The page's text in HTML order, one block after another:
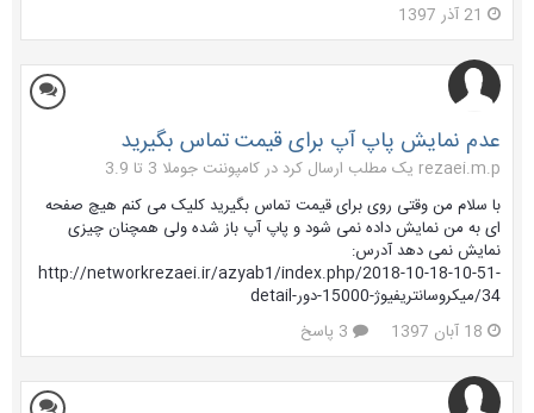
21 آذر 1397
عدم نمایش پاپ آپ برای قیمت تماس بگیرید
rezaei.m.p یک مطلب ارسال کرد در
کامپوننت جوملا 3 تا 3.9
با سلام من وقتی روی برای قیمت تماس بگیرید کلیک می کنم هیچ صفحه
ای به من نمایش داده نمی شود و پاپ آپ باز شده ولی همچنان چیزی
نمایش نمی دهد آدرس:
http://networkrezaei.ir/azyab1/index.php/2018-10-18-10-51-
34/میکروسانتریفیوژ-15000-دور-detail
18 آبان 1397